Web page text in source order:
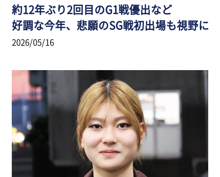
約12年ぶり2回目のG1戦優出など
好調な今年、悲願のSG戦初出場も視野に
2026/05/16